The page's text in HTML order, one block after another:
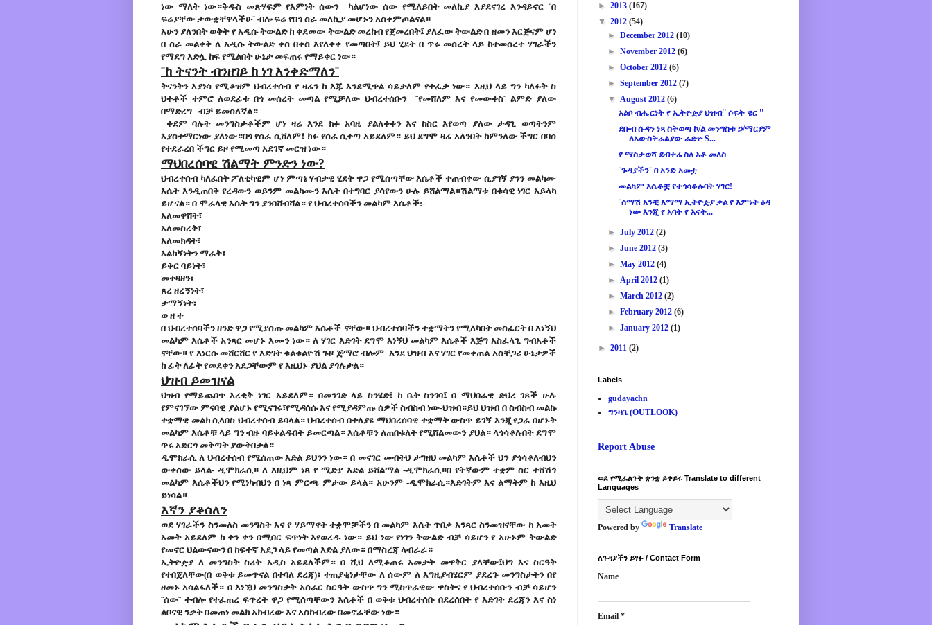
ነው ማለት ነው።ቅዱስ መጽሃፍም የእምነት ሰውን ካልሆነው ሰው የሚለይበት መለኪያ እያደናገረ እንዳይኖር ¨በ
ፍሬያቸው ታውቋቸዋላችሁ¨ ብሎ ፍሬ የበጎ ስራ መለኪያ መሆኑን አስቀምጦልናል።
አሁን ያለንበት ወቅት የ አዲሱ ትውልድ ከ ቀደመው ትውልድ መረከብ የጀመረበት፤ ያለፈው ትውልድ በ ዘመን እርጅናም ሆነ
በ ስራ መልቀቅ ለ አዲሱ ትውልድ ቀስ በቀስ እየለቀቀ የመጣበት፤ ይህ ሂደት በ ጥሩ መሰረት ላይ ከተመሰረተ ሃገራችን
የማደግ እድሏ ከፍ የሚልበት ሁኔታ መፍጠሩ የማይቀር ነው።
¨ከ ትናንት ብንዘገይ ከ ነገ እንቀድማለን¨
ትናንትን እያነሳ የሚቆዝም ህብረተሰብ የ ዛሬን ከ እጁ እንደሚጥል ሳይታለም የተፈታ ነው። እዚህ ላይ ግን ካለፉት ስ
ህተቶች ተምሮ ለወደፊቱ በጎ መሰረት መጣል የሚቻለው ህብረተሰቡን ¨የመሸለም እና የመውቀስ¨ ልምድ ያለው
በማድረግ ብቻ ይመስለኛል።
ቀደም ባሉት መንግስታቶችም ሆነ ዛሬ እንደ ክፉ አባዜ ያልለቀቀን እና ከስር እየወጣ ያለው ታዳጊ ወጣትንም
እያስተማርነው ያለነው።በጎ የሰራ ሲሸለም፤ ክፉ የሰራ ሲቀጣ አይደለም። ይህ ደግሞ ዛሬ አለንበት ከምንለው ችግር በባሰ
የተደራረበ ችግር ይዞ የሚመጣ አደገኛ መርዝ ነው።
ማህበረሰባዊ ሽልማት ምንድን ነው?
ህብረተሰብ ካለፈበት ፖለቲካዊም ሆነ ምጣኔ ሃብታዊ ሂደት ዋጋ የሚሰጣቸው እሴቶች ተጠብቀው ሲያገኝ ያንን መልካሙ
እሴት እንዲጠበቅ የረዳውን ወይንም መልካሙን እሴት በተግባር ያሳየውን ሁሉ ይሸልማል።ሽልማቱ በቁሳዊ ነገር አይላካ
ይሆናል። በ ሞራላዊ እሴት ግን ያንበሸብሻል። የ ህብረተሰባችን መልካም እሴቶች:-
አለመዋሸት፣
አለመስረቅ፣
አለመክዳት፣
እልከኝነትን ማራቅ፣
ይቅር ባይነት፣
መተዛዘን፣
ጸረ ዘረኝነት፣
ታማኝነት፣
ወ ዘ ተ
በ ህብረተሰባችን ዘንድ ዋጋ የሚያስጡ መልካም እሴቶች ናቸው። ህብረተሰባችን ተቋማትን የሚለካበት መስፈርት በ እነኝህ
መልካም እሴቶች አንጻር መሆኑ እሙን ነው። ለ ሃገር እድገት ደግሞ እነኝህ መልካም እሴቶች እጅግ አስፈላጊ ግብአቶች
ናቸው። የ እነርሱ መሸርሸር የ እድገት ቁልቁልዮሽ ጉዞ ጅማሮ ብሎም እንደ ህዝብ እና ሃገር የመቀጠል አስቸጋሪ ሁኔታዎች
ከ ፊት ለፊት የመደቀን አደጋቸውም የ እዚህኑ ያህል ያጎሉታል።
ህዝብ ይመዝናል
ህዝብ የማይጨበጥ እረቂቅ ነገር አይደለም። በመንገድ ላይ ስንሄድ፤ ከ ቤት ስንገባ፤ በ ማህበራዊ ድህረ ገጾች ሁሉ
የምናገኘው ምናባዊ ያልሆኑ የሚናገሩ፣የሚዳሰሱ እና የሚያዳምጡ ሰዎች ስብስብ ነው-ህዝብ።ይህ ህዝብ በ ስብስብ መልኩ
ተቋማዊ መልክ ሲላበስ ህብረተሰብ ይባላል። ህብረተሰብ በተለያዩ ማህበረሰባዊ ተቋማት ውስጥ ይገኝ እንጂ የጋራ በሆኑት
መልካም እሴቶቹ ላይ ግን ብዙ ባይቀልዱበት ይመርጣል። እሴቶቹን ለጠበቁለት የሚሸልመውን ያህል። ላጎሳቆሉበት ደግሞ
ጥሩ አድርጎ መቅጣት ያውቅበታል።
ዲሞክራሲ ለ ህብረተሰብ የሚሰጠው እድል ይህንን ነው። በ መናገር መብትህ ታግዘህ መልካም እሴቶች ህን ያጎሳቆለብህን
ውቀሰው ይላል- ዲሞክራሲ። ለ እዚህም ነጻ የ ሚድያ እድል ይሸልማል -ዲሞክራሲ።በ የትኛውም ተቋም ስር ተሸሽጎ
መልካም እሴቶችህን የሚነካብህን በ ነጻ ምርጫ ምታው ይላል። አሁንም -ዲሞክራሲ።እድገትም እና ልማትም ከ እዚህ
ይነሳል።
እኛን ያቆሰለን
ወደ ሃገራችን ስንመለስ መንግስት እና የ ሃይማኖት ተቋሞቻችን በ መልካም እሴት ጥበቃ አንጻር ስንመዝናቸው ከ አመት
አመት አይደለም ከ ቀን ቀን በሚበር ፍጥነት እየወረዱ ነው። ይህ ነው የነገን ትውልድ ብቻ ሳይሆን የ አሁኑም ትውልድ
የመኖር ህልውናውን በ ከፍተኛ አደጋ ላይ የመጣል እድል ያለው። በማስረጃ ላብራራ።
ኢትዮዽያ ለ መንግስት ስሪት አዲስ አይደለችም። በ ሺህ ለሚቆጠሩ አመታት መዋቅር ያላቸው፤ህግ እና ስርዓት
የተበጀለቸው(በ ወቅቱ ይመጥናል በተባለ ደረጃ)፤ ተጠያቂነታቸው ለ ሰውም ለ እግዚያብሄርም ያደረጉ መንግስታትን በየ
ዘመኑ አሳልፋለች። በ እነኚህ መንግስታት አሰራር ስርዓት ውስጥ ግን ሚስጥራዊው ዋስትና የ ህብረተሰቡን ብቻ ሳይሆን
¨ሰው¨ ተብሎ የተፈጠረ ፍጥረት ዋጋ የሚሰጣቸውን እሴቶች በ ወቅቱ ህብረተሰቡ በደረሰበት የ እድገት ደረጃን እና ስነ
ልቦናዊ ንቃት በመጠነ መልክ አክብረው እና አስከብረው በመኖራቸው ነው።
► 2013 (167)
▼ 2012 (54)
►December 2012(10)
►November 2012(6)
►October 2012(6)
►September 2012(7)
▼August 2012(6)
አልቦ ብሔርነት የ ኢትዮዽያ ህዝብ'' ሶፍት ዌር ''
ደቡብ ሱዳን ነጻ ስትወጣ ኮ/ል መንግስቱ ኃ/ማርያም
ለአውስትራልያው ራድዮ S...
የ ማስታወሻ ደብተሬ ስለ አቶ መለስ
¨ጉዳያችን¨ በ አንድ አመቷ
መልካም እሴቶቿ የተጎሳቆሉባት ሃገር!
¨ሰማሽ አንቺ እማማ ኢትዮዽያ ቃል የ እምነት ዕዳ
ነው እንጂ የ አባት የ እናት...
►July 2012(2)
►June 2012(3)
►May 2012(4)
►April 2012(1)
►March 2012(2)
►February 2012(6)
►January 2012(1)
► 2011 (2)
Labels
gudayachn
ግንዛቤ (OUTLOOK)
Report Abuse
ወደ የሚፈልጉት ቋንቋ ይቀይሩ Translate to different
Languages
Powered by Translate
ለጉዳያችን ይፃፉ / Contact Form
Name
Email *